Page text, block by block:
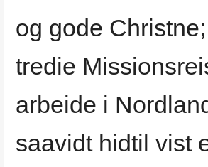
og gode
tredie
arbeide i
saavidt hidtil vist